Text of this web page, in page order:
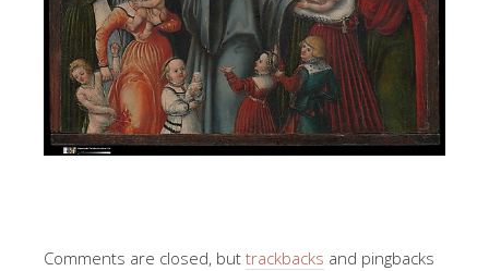
Comments are closed, but trackbacks and pingbacks